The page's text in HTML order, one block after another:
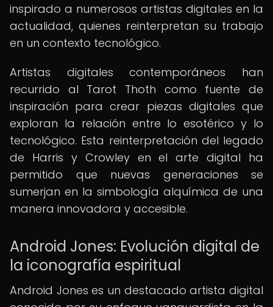
inspirado a numerosos artistas digitales en la
actualidad, quienes reinterpretan su trabajo
en un contexto tecnológico.
Artistas digitales contemporáneos han
recurrido al Tarot Thoth como fuente de
inspiración para crear piezas digitales que
exploran la relación entre lo esotérico y lo
tecnológico. Esta reinterpretación del legado
de Harris y Crowley en el arte digital ha
permitido que nuevas generaciones se
sumerjan en la simbología alquímica de una
manera innovadora y accesible.
Android Jones: Evolución digital de
la iconografía espiritual
Android Jones es un destacado artista digital